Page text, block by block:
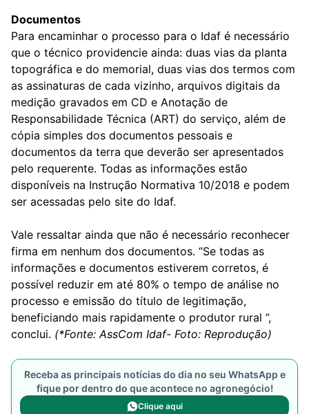
Documentos
Para encaminhar o processo para o Idaf é necessário
que o técnico providencie ainda: duas vias da planta
topográfica e do memorial, duas vias dos termos com
as assinaturas de cada vizinho, arquivos digitais da
medição gravados em CD e Anotação de
Responsabilidade Técnica (ART) do serviço, além de
cópia simples dos documentos pessoais e
documentos da terra que deverão ser apresentados
pelo requerente. Todas as informações estão
disponíveis na Instrução Normativa 10/2018 e podem
ser acessadas pelo site do Idaf.
Vale ressaltar ainda que não é necessário reconhecer
firma em nenhum dos documentos. “Se todas as
informações e documentos estiverem corretos, é
possível reduzir em até 80% o tempo de análise no
processo e emissão do título de legitimação,
beneficiando mais rapidamente o produtor rural ”,
conclui. (*Fonte: AssCom Idaf- Foto: Reprodução)
Receba as principais notícias do dia no seu WhatsApp e
fique por dentro do que acontece no agronegócio!
Clique aqui